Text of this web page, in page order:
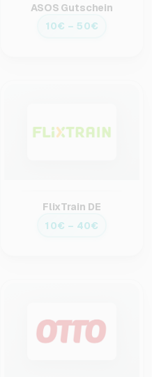
ASOS Gutschein
10€ – 50€
FlixTrain DE
10€ – 40€